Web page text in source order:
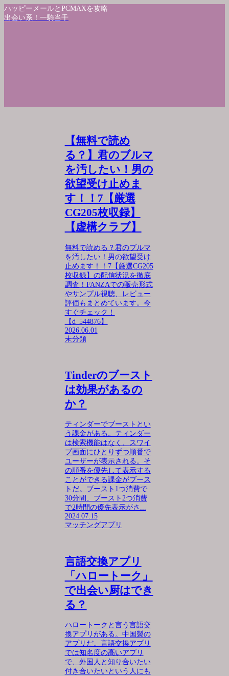
ハッピーメールとPCMAXを攻略
出会い系！一騎当千
【無料で読め
る？】君のブルマ
を汚したい！男の
欲望受け止めま
す！！7【厳選
CG205枚収録】
【虚構クラブ】
無料で読める？君のブルマ
を汚したい！男の欲望受け
止めます！！7【厳選CG205
枚収録】の配信状況を徹底
調査！FANZAでの販売形式
やサンプル視聴、レビュー
評価もまとめています。今
すぐチェック！
【d_544876】
2026.06.01
未分類
Tinderのブースト
は効果があるの
か？
ティンダーでブーストとい
う課金がある。ティンダー
は検索機能はなく、スワイ
プ画面にひとりずつ順番で
ユーザーが表示される。そ
の順番を優先して表示する
ことができる課金がブース
トだ。ブースト1つ消費で
30分間、ブースト2つ消費
で2時間の優先表示がさ...
2024.07.15
マッチングアプリ
言語交換アプリ
「ハロートーク」
で出会い厨はでき
る？
ハロートークと言う言語交
換アプリがある。中国製の
アプリだ。言語交換アプリ
では知名度の高いアプリ
で、外国人と知り合いたい
付き合いたいという人にも